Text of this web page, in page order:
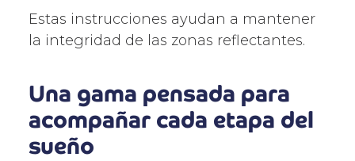
Estas instrucciones ayudan a mantener
la integridad de las zonas reflectantes.
Una gama pensada para
acompañar cada etapa del
sueño